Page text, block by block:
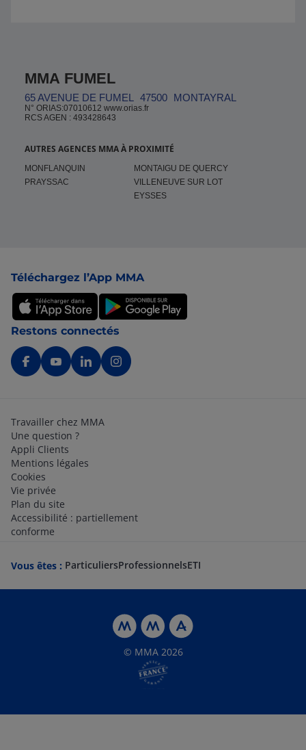
MMA FUMEL
65 AVENUE DE FUMEL 47500 MONTAYRAL
N° ORIAS:07010612 www.orias.fr
RCS AGEN : 493428643
AUTRES AGENCES MMA À PROXIMITÉ
MONFLANQUIN
MONTAIGU DE QUERCY
PRAYSSAC
VILLENEUVE SUR LOT
EYSSES
Téléchargez l’App MMA
Restons connectés
Travailler chez MMA
Une question ?
Appli Clients
Mentions légales
Cookies
Vie privée
Plan du site
Accessibilité : partiellement
conforme
Vous êtes : ParticuliersProfessionnelsETI
© MMA 2026